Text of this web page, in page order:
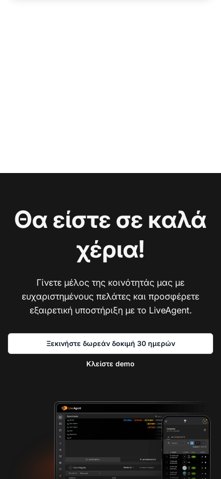
Θα είστε σε καλά
χέρια!
Γίνετε μέλος της κοινότητάς μας με
ευχαριστημένους πελάτες και προσφέρετε
εξαιρετική υποστήριξη με το LiveAgent.
Ξεκινήστε δωρεάν δοκιμή 30 ημερών
Κλείστε demo